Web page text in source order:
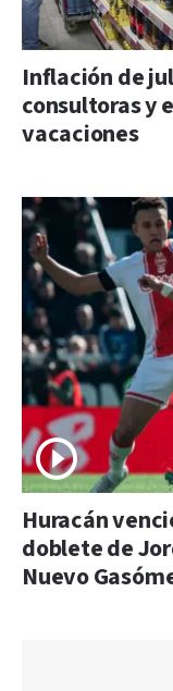
Inflación de
consultoras y
vacaciones
Huracán
doblete de
Nuevo